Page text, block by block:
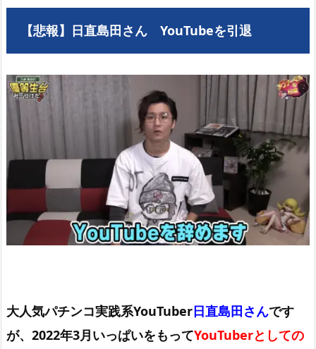
【悲報】日直島田さん YouTubeを引退
大人気パチンコ実践系YouTuber日直島田さんです
が、2022年3月いっぱいをもってYouTuberとしての